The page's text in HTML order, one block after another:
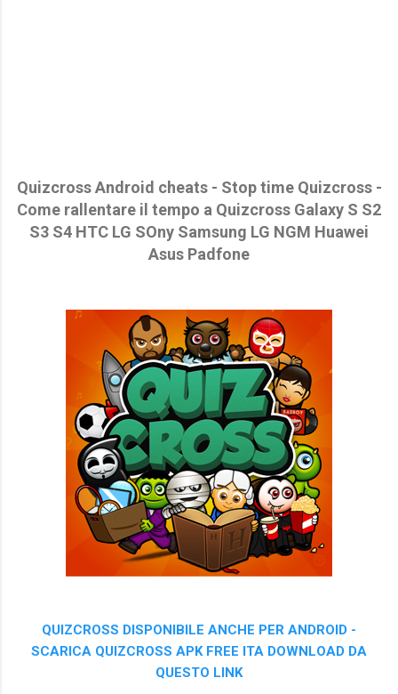
Quizcross Android cheats - Stop time Quizcross -
Come rallentare il tempo a Quizcross Galaxy S S2
S3 S4 HTC LG SOny Samsung LG NGM Huawei
Asus Padfone
QUIZCROSS DISPONIBILE ANCHE PER ANDROID -
SCARICA QUIZCROSS APK FREE ITA DOWNLOAD DA
QUESTO LINK